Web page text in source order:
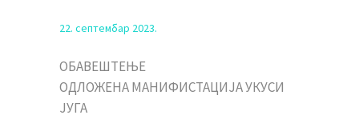
22. септембар 2023.
ОБАВЕШТЕЊЕ
OДЛОЖЕНА МАНИФИСТАЦИЈА УКУСИ
ЈУГА